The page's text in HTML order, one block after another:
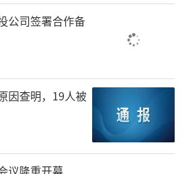
企业与巨头之间的“工具
。只要掌握AI这根杠杆，
色能源的大市场。而规划
的青岛科创大走廊，就是在
。
走廊聚焦海洋、数智、生
域，聚力做强人工智能、
公司签署合作备
因查明，19人被
议隆重开幕